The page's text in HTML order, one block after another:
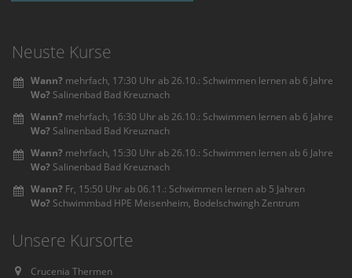
Neuste Kurse
Wann? mehrfach, 17:30 Uhr ab 26.10.: Schwimmen lernen ab 6 Jahre
Wo? Salinenbad Bad Kreuznach
Wann? mehrfach, 16:30 Uhr ab 26.10.: Schwimmen lernen ab 6 Jahre
Wo? Salinenbad Bad Kreuznach
Wann? mehrfach, 15:30 Uhr ab 26.10.: Schwimmen lernen ab 6 Jahre
Wo? Salinenbad Bad Kreuznach
Wann? Fr, 15:50 Uhr ab 06.11.: Schwimmen lernen ab 5 Jahren
Wo? Schwimmbad HPE Meisenheim, Bodelschwingh Zentrum
Unsere Kursorte
Crucenia Thermen